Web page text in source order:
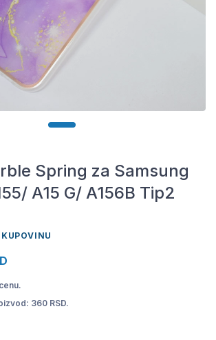
Spring za Samsung
A15 G/ A156B Tip2
360 RSD.